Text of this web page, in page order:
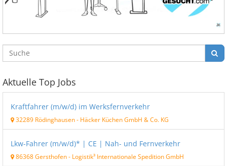
Aktuelle Top Jobs
Kraftfahrer (m/w/d) im Werksfernverkehr
32289 Rödinghausen- Häcker Küchen GmbH & Co. KG
Lkw-Fahrer (m/w/d)* | CE | Nah- und Fernverkehr
86368 Gersthofen- Logistik³ Internationale Spedition GmbH